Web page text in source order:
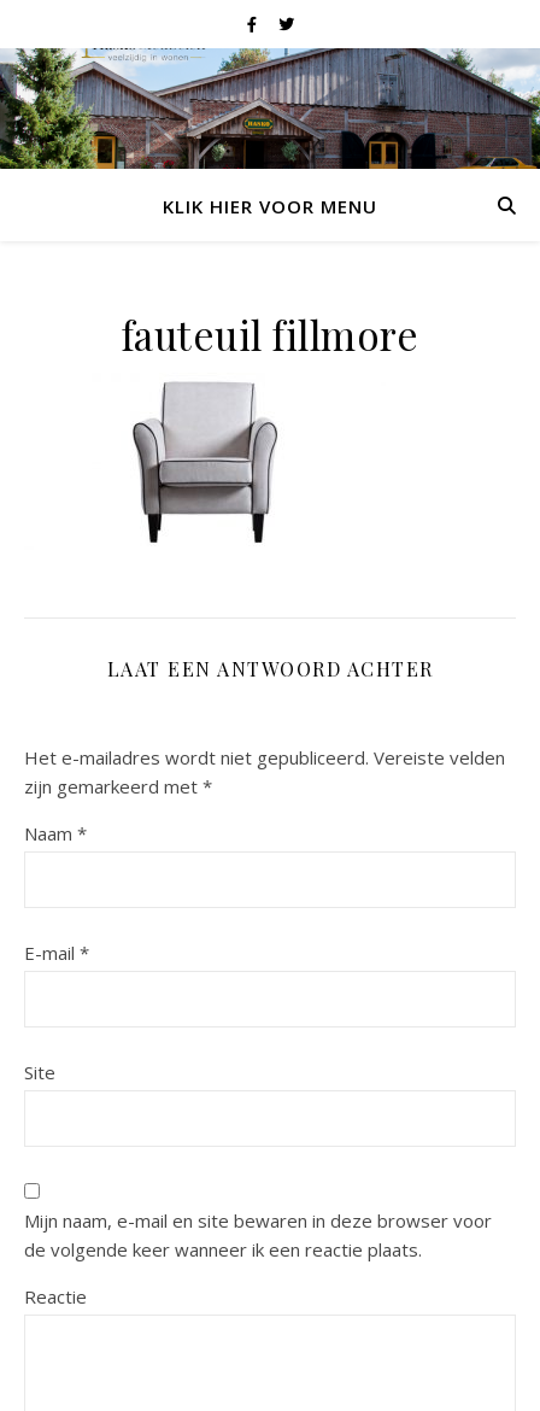
KLIK HIER VOOR MENU
fauteuil fillmore
LAAT EEN ANTWOORD ACHTER
Het e-mailadres wordt niet gepubliceerd. Vereiste velden
zijn gemarkeerd met *
Naam *
E-mail *
Site
Mijn naam, e-mail en site bewaren in deze browser voor
de volgende keer wanneer ik een reactie plaats.
Reactie